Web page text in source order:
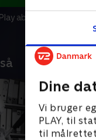
Dine
Vi bruger
PLAY, til
til
abonnement